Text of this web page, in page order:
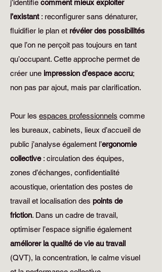
j’identifie comment mieux exploiter
l’existant: reconfigurer sans dénaturer,
fluidifier le plan et révéler des possibilités
que l’on ne perçoit pas toujours en tant
qu’occupant. Cette approche permet de
créer une impression d’espace accru;
non pas par ajout, mais par clarification.
Pour les espaces professionnels comme
les bureaux, cabinets, lieux d’accueil de
public j’analyse également l’ergonomie
collective: circulation des équipes,
zones d’échanges, confidentialité
acoustique, orientation des postes de
travail et localisation des points de
friction. Dans un cadre de travail,
optimiser l’espace signifie également
améliorer la qualité de vie au travail
(QVT), la concentration, le calme visuel